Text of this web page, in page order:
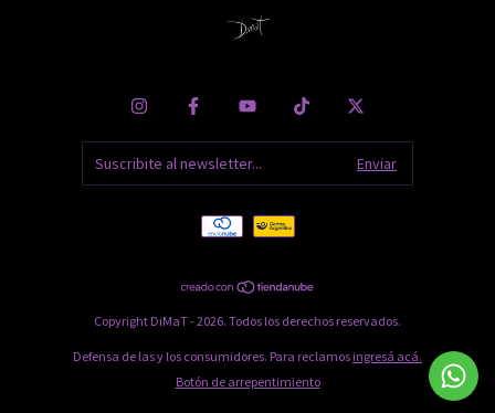
Copyright DiMaT - 2026. Todos los derechos reservados.
Defensa de las y los consumidores. Para reclamos ingresá acá.
Botón de arrepentimiento